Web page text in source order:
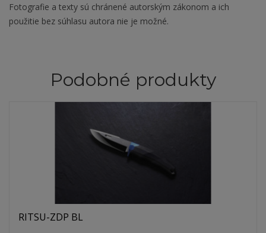
Fotografie a texty sú chránené autorským zákonom a ich
použitie bez súhlasu autora nie je možné.
Podobné produkty
RITSU-ZDP BL